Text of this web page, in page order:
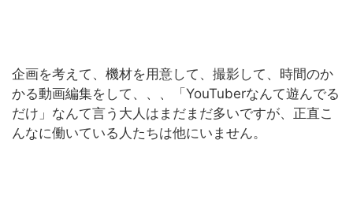
企画を考えて、機材を用意して、撮影して、時間のか
かる動画編集をして、、、「YouTuberなんて遊んでる
だけ」なんて言う大人はまだまだ多いですが、正直こ
んなに働いている人たちは他にいません。